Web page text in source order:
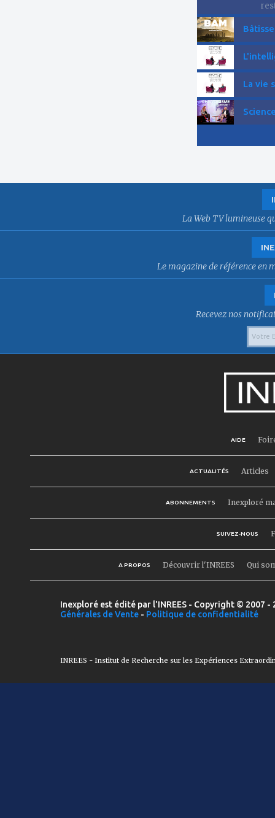
La vie
La Web TV lumineuse
Le magazine de référence en
Recevez nos
AIDE
ACTUALITÉS Articles
ABONNEMENTS Inexploré
SUIVEZ-NOUS
A PROPOS Découvrir l'INREES Qui
Inexploré est édité par l'INREES - Copyright © 2007
Générales de Vente - Politique de confidentialité
INREES - Institut de Recherche sur les Expériences